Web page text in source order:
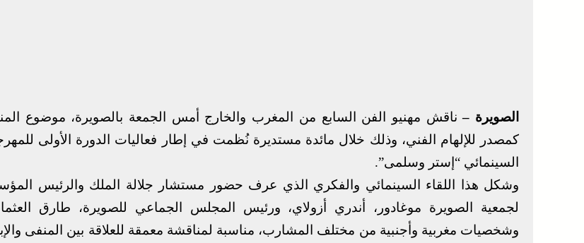
الصويرة –ناقش مهنيو الفن السابع من المغرب والخارج أمس الجمعة بالصويرة، موضوع
كمصدر للإلهام الفني، وذلك خلال مائدة مستديرة نُظمت في إطار فعاليات الدورة الأولى
السينمائي “إستر وسلمى”.
وشكل هذا اللقاء السينمائي والفكري الذي عرف حضور مستشار جلالة الملك والرئيس
لجمعية الصويرة موغادور، أندري أزولاي، ورئيس المجلس الجماعي للصويرة، طارق
وشخصيات مغربية وأجنبية من مختلف المشارب، مناسبة لمناقشة معمقة للعلاقة بين المنفى